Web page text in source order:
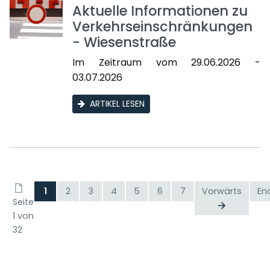
Aktuelle Informationen zu
Verkehrseinschränkungen
- Wiesenstraße
Im Zeitraum vom 29.06.2026 -
03.07.2026
ARTIKEL LESEN
Seite
1 von
32
1 2 3 4 5 6 7 Vorwärts